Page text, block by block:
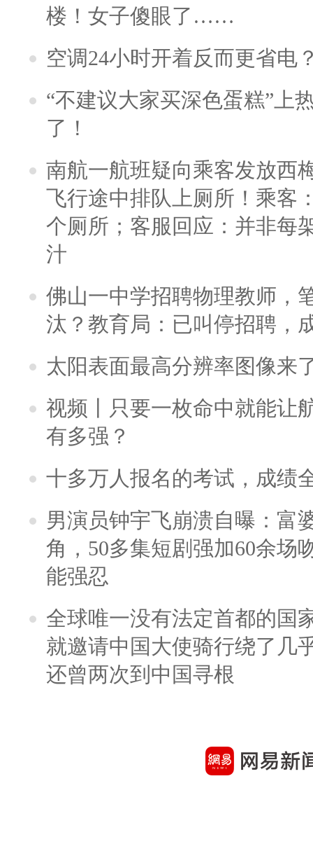
楼！女子傻眼了……
空调24小时开着反而更省电
“不建议大家买深色蛋糕”上
了！
南航一航班疑向乘客发放西
飞行途中排队上厕所！乘客
个厕所；客服回应：并非每
汁
佛山一中学招聘物理教师，
汰？教育局：已叫停招聘，
太阳表面最高分辨率图像来
视频丨只要一枚命中就能让
有多强？
十多万人报名的考试，成绩
男演员钟宇飞崩溃自曝：富
角，50多集短剧强加60余场
能强忍
全球唯一没有法定首都的国
就邀请中国大使骑行绕了几
还曾两次到中国寻根